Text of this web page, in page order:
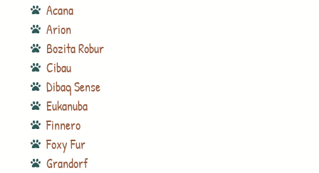
Acana
Arion
Bozita Robur
Cibau
Dibaq Sense
Eukanuba
Finnero
Foxy Fur
Grandorf